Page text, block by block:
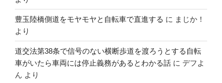
豊玉陸橋側道をモヤモヤと自転車で直進する に まじか！
より
道交法第38条で信号のない横断歩道を渡ろうとする自転
車がいたら車両には停止義務があるとわかる話 に デフよ
ん より